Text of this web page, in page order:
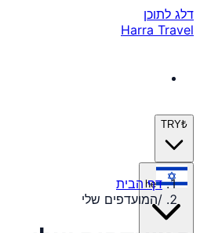
דלג לתוכן
Harra Travel
₺
TRY
he
דף הבית
/המועדפים שלי